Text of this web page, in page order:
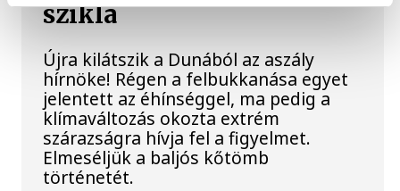
szikla
Újra kilátszik a Dunából az aszály
hírnöke! Régen a felbukkanása egyet
jelentett az éhínséggel, ma pedig a
klímaváltozás okozta extrém
szárazságra hívja fel a figyelmet.
Elmeséljük a baljós kőtömb
történetét.